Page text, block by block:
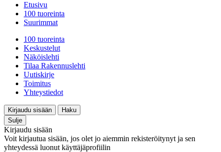
Etusivu
100 tuoreinta
Suurimmat
100 tuoreinta
Keskustelut
Näköislehti
Tilaa Rakennuslehti
Uutiskirje
Toimitus
Yhteystiedot
Kirjaudu sisään
Haku
Sulje
Kirjaudu sisään
Voit kirjautua sisään, jos olet jo aiemmin rekisteröitynyt ja sen
yhteydessä luonut käyttäjäprofiilin